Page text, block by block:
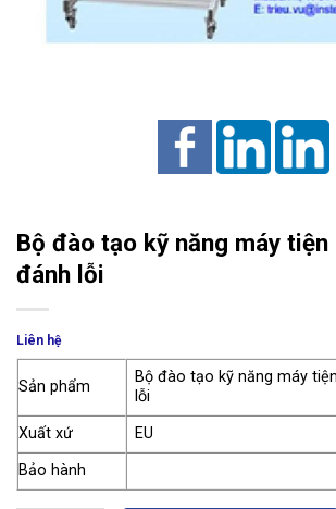
Bộ đào tạo kỹ năng máy
đánh lỗi
Liên hệ
Sản phẩm
Bộ đào tạo kỹ năng máy
lỗi
Xuất xứ
EU
Bảo hành